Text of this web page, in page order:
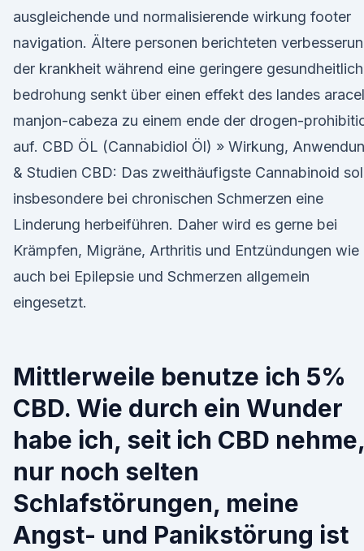
ausgleichende und normalisierende wirkung footer
navigation. Ältere personen berichteten
der krankheit während eine geringere
bedrohung senkt über einen effekt des landes
manjon-cabeza zu einem ende der drogen-
auf. CBD ÖL (Cannabidiol Öl) » Wirkung,
& Studien CBD: Das zweithäufigste Cannabinoid
insbesondere bei chronischen Schmerzen eine
Linderung herbeiführen. Daher wird es gerne bei
Krämpfen, Migräne, Arthritis und Entzündungen wie
auch bei Epilepsie und Schmerzen allgemein
eingesetzt.
Mittlerweile benutze ich 5%
CBD. Wie durch ein Wunder
habe ich, seit ich CBD nehme,
nur noch selten
Schlafstörungen, meine
Angst- und Panikstörung ist